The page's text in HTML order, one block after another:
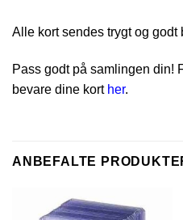
Alle kort sendes trygt og godt
Pass godt på samlingen din!
bevare dine kort her.
ANBEFALTE